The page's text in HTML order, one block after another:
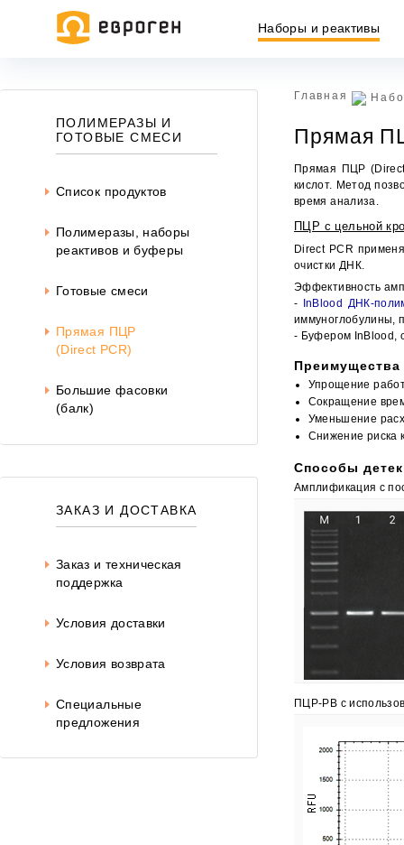
Наборы и реактивы
ПОЛИМЕРАЗЫ И
ГОТОВЫЕ СМЕСИ
Список продуктов
Полимеразы, наборы
реактивов и буферы
Готовые смеси
Прямая ПЦР
(Direct PCR)
Большие фасовки
(балк)
ЗАКАЗ И ДОСТАВКА
Заказ и техническая
поддержка
Условия доставки
Условия возврата
Специальные
предложения
Главная
Прямая
Прямая ПЦР (Direct
кислот. Метод
время анализа.
ПЦР с цельной
Direct PCR
очистки ДНК.
Эффективность
- InBlood ДНК-
иммуноглобулины,
- Буфером InBlood,
Преимущества
Упрощение
Сокращение
Уменьшение
Снижение риска
Способы
Амплификация с
ПЦР-РВ с
Информация, представленная на сайте, носит
437 ГК РФ.
Окончательная цена товара указывается в документе на